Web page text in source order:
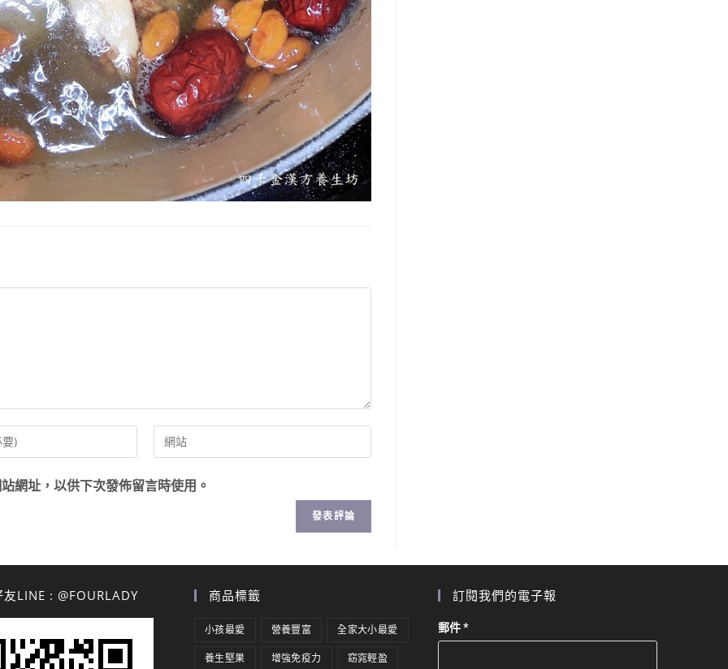
網址，以供下次發佈留言時使用。
友LINE : @FOURLADY 商品標籤
小孩最愛 營養豐富 全家大小最愛
養生堅果 增強免疫力 窈窕輕盈
訂閱我們的電子報
郵件*